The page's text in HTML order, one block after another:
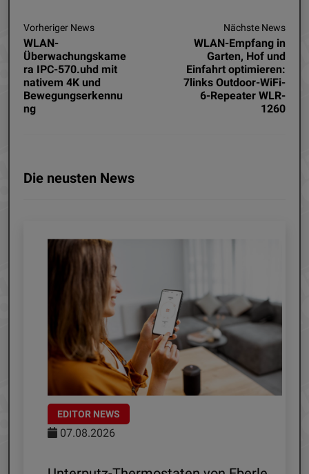
Vorheriger News
WLAN-
Überwachungskame
ra IPC-570.uhd mit
nativem 4K und
Bewegungserkennu
ng
Nächste News
WLAN-Empfang in
Garten, Hof und
Einfahrt optimieren:
7links Outdoor-WiFi-
6-Repeater WLR-
1260
Die neusten News
EDITOR NEWS
07.08.2026